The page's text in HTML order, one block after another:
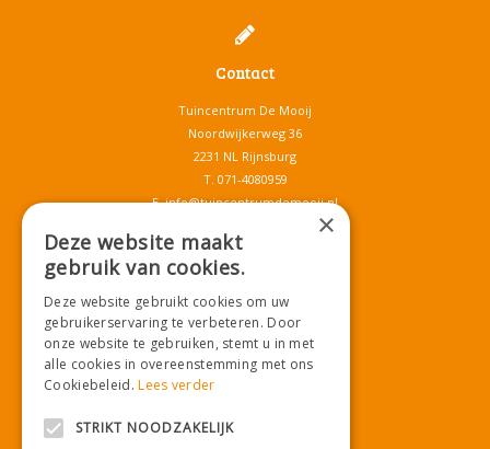
Contact
Tuincentrum De Mooij
Noordwijkerweg 36
2231 NL Rijnsburg
T. 071-4080959
E.info@tuincentrumdemooij.nl
Download onze App!
×
Deze website maakt
gebruik van cookies.
Deze website gebruikt cookies om uw
gebruikerservaring te verbeteren. Door
onze website te gebruiken, stemt u in met
alle cookies in overeenstemming met ons
Cookiebeleid.Lees verder
STRIKT NOODZAKELIJK